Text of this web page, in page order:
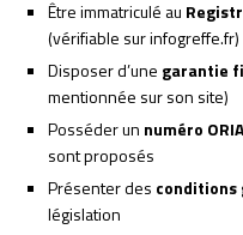
Être immatriculé au
(vérifiable sur infogreffe.fr)
Disposer d’une garantie
mentionnée sur son site)
Posséder un numéro
sont proposés
Présenter des conditions
législation